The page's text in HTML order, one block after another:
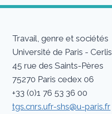
Travail, genre et sociétés
Université de Paris - Cerlis
45 rue des Saints-Pères
75270 Paris cedex 06
+33 (0)1 76 53 36 00
tgs.cnrs.ufr-shs@u-paris.fr